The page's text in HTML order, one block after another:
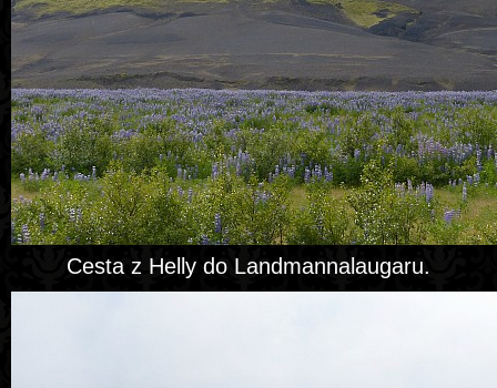
Cesta z Helly do Landmannalaugaru.